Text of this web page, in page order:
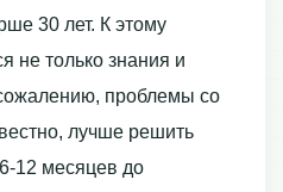
30 лет. К этому
не только знания и
проблемы со
лучше решить
12 месяцев до